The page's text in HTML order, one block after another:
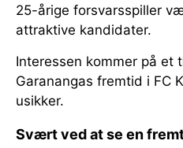
25-årige forsvarsspiller
attraktive kandidater.
Interessen kommer på et
Garanangas fremtid i FC
usikker.
Svært ved at se en